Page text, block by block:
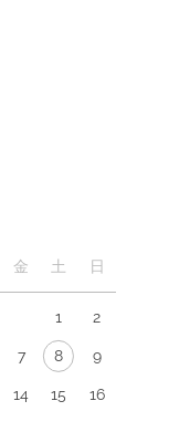
金 土 日
1 2
7 8 9
14 15 16